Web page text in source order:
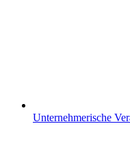
Unternehmerische